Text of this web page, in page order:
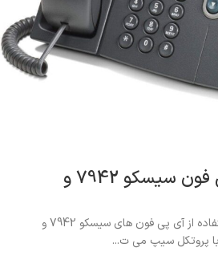
فریمور SIP آی پی فون سیسکو 7942 و
سلام دوستان عزیز برای استفاده از آی پی فون های سیسکو 7942 و